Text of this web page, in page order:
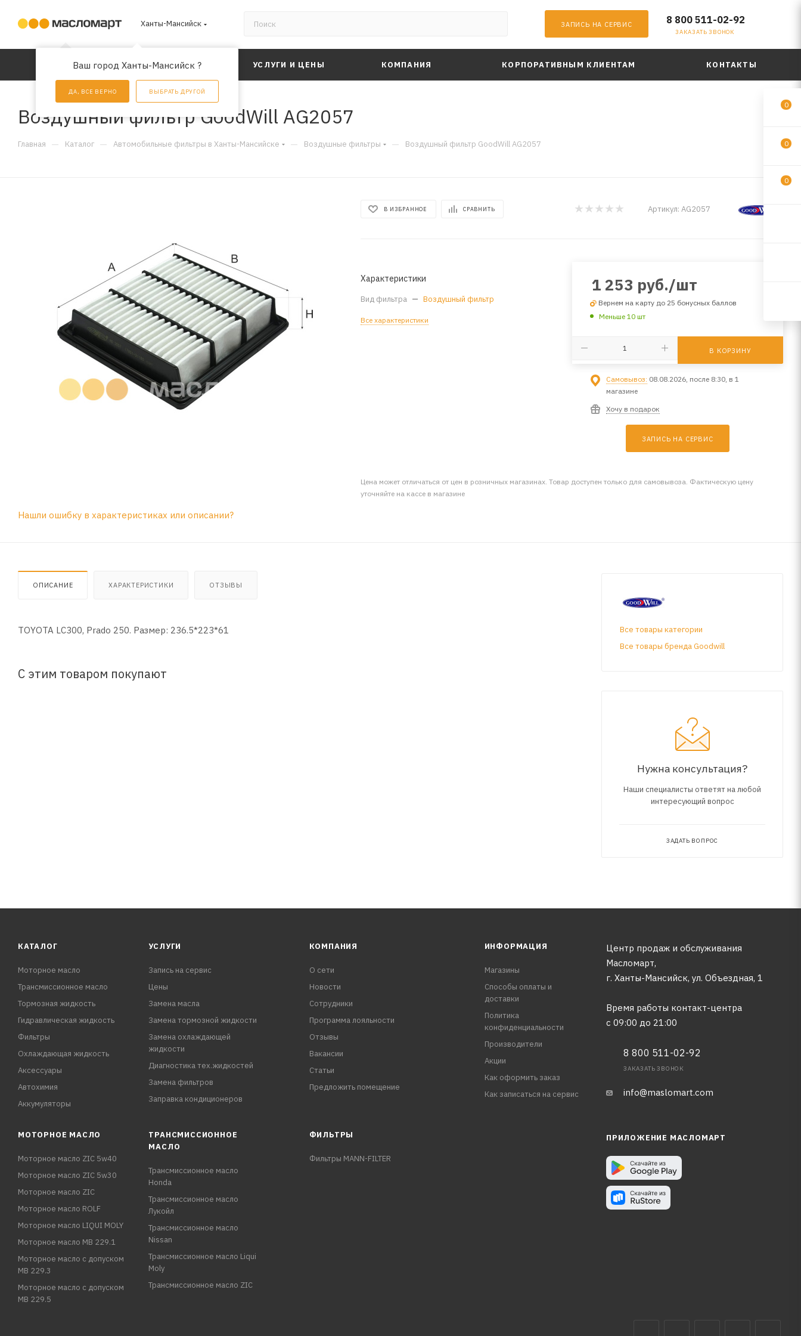
Ханты-Мансийск
Ваш город Ханты-Мансийск ?
ДА, ВСЕ ВЕРНО ВЫБРАТЬ ДРУГОЙ
ЗАПИСЬ НА СЕРВИС 8 800 511-02-92
ЗАКАЗАТЬ ЗВОНОК
КАТАЛОГ АКЦИИ УСЛУГИ И ЦЕНЫ КОМПАНИЯ КОРПОРАТИВНЫМ КЛИЕНТАМ КОНТАКТЫ
Воздушный фильтр GoodWill AG2057
Главная — Каталог — Автомобильные фильтры в Ханты-Мансийске — Воздушные фильтры — Воздушный фильтр GoodWill AG2057
В ИЗБРАННОЕ СРАВНИТЬ Артикул: AG2057
Характеристики
Вид фильтра — Воздушный фильтр
Все характеристики
1 253 руб./шт
Вернем на карту до 25 бонусных баллов
Меньше 10 шт
В КОРЗИНУ
Самовывоз: 08.08.2026, после 8:30, в 1
магазине
Хочу в подарок
ЗАПИСЬ НА СЕРВИС
Цена может отличаться от цен в розничных магазинах. Товар доступен только для самовывоза. Фактическую цену
уточняйте на кассе в магазине
Нашли ошибку в характеристиках или описании?
ОПИСАНИЕ ХАРАКТЕРИСТИКИ ОТЗЫВЫ
TOYOTA LC300, Prado 250. Размер: 236.5*223*61
С этим товаром покупают
Все товары категории
Все товары бренда Goodwill
Нужна консультация?
Наши специалисты ответят на любой
интересующий вопрос
ЗАДАТЬ ВОПРОС
КАТАЛОГ
Моторное масло
Трансмиссионное масло
Тормозная жидкость
Гидравлическая жидкость
Фильтры
Охлаждающая жидкость
Аксессуары
Автохимия
Аккумуляторы
УСЛУГИ
Запись на сервис
Цены
Замена масла
Замена тормозной жидкости
Замена охлаждающей
жидкости
Диагностика тех.жидкостей
Замена фильтров
Заправка кондиционеров
КОМПАНИЯ
О сети
Новости
Сотрудники
Программа лояльности
Отзывы
Вакансии
Статьи
Предложить помещение
ИНФОРМАЦИЯ
Магазины
Способы оплаты и
доставки
Политика
конфиденциальности
Производители
Акции
Как оформить заказ
Как записаться на сервис
Центр продаж и обслуживания
Масломарт,
г. Ханты-Мансийск, ул. Объездная, 1
Время работы контакт-центра
с 09:00 до 21:00
8 800 511-02-92
ЗАКАЗАТЬ ЗВОНОК
info@maslomart.com
МОТОРНОЕ МАСЛО
Моторное масло ZIC 5w40
Моторное масло ZIC 5w30
Моторное масло ZIC
Моторное масло ROLF
Моторное масло LIQUI MOLY
Моторное масло MB 229.1
Моторное масло с допуском
MB 229.3
Моторное масло с допуском
MB 229.5
ТРАНСМИССИОННОЕ
МАСЛО
Трансмиссионное масло
Honda
Трансмиссионное масло
Лукойл
Трансмиссионное масло
Nissan
Трансмиссионное масло Liqui
Moly
Трансмиссионное масло ZIC
ФИЛЬТРЫ
Фильтры MANN-FILTER
ПРИЛОЖЕНИЕ МАСЛОМАРТ
0
0
0